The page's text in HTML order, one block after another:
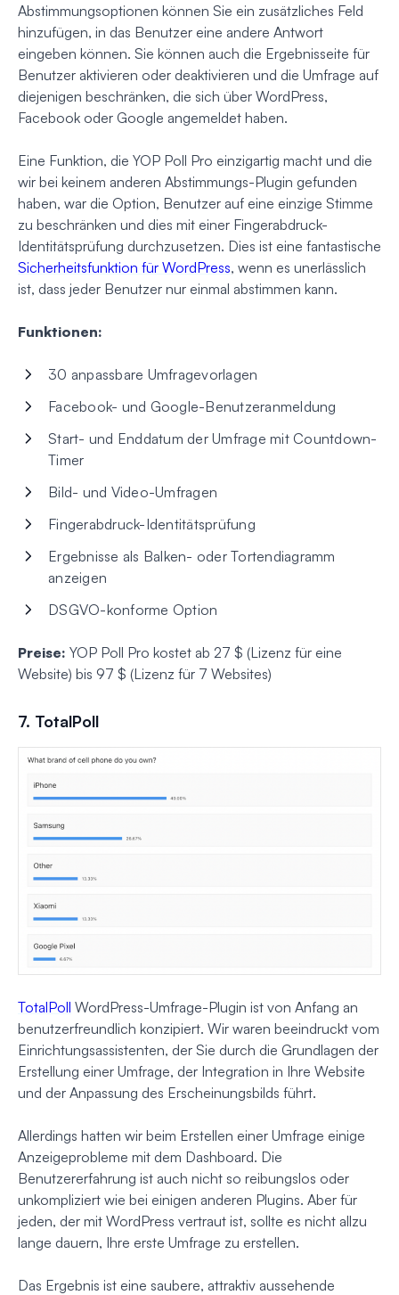
Abstimmungsoptionen können Sie ein zusätzliches Feld
hinzufügen, in das Benutzer eine andere Antwort
eingeben können. Sie können auch die Ergebnisseite für
Benutzer aktivieren oder deaktivieren und die Umfrage auf
diejenigen beschränken, die sich über WordPress,
Facebook oder Google angemeldet haben.
Eine Funktion, die YOP Poll Pro einzigartig macht und die
wir bei keinem anderen Abstimmungs-Plugin gefunden
haben, war die Option, Benutzer auf eine einzige Stimme
zu beschränken und dies mit einer Fingerabdruck-
Identitätsprüfung durchzusetzen. Dies ist eine fantastische
Sicherheitsfunktion für WordPress, wenn es unerlässlich
ist, dass jeder Benutzer nur einmal abstimmen kann.
Funktionen:
30 anpassbare Umfragevorlagen
Facebook- und Google-Benutzeranmeldung
Start- und Enddatum der Umfrage mit Countdown-
Timer
Bild- und Video-Umfragen
Fingerabdruck-Identitätsprüfung
Ergebnisse als Balken- oder Tortendiagramm
anzeigen
DSGVO-konforme Option
Preise: YOP Poll Pro kostet ab 27 $ (Lizenz für eine
Website) bis 97 $ (Lizenz für 7 Websites)
7. TotalPoll
TotalPoll WordPress-Umfrage-Plugin ist von Anfang an
benutzerfreundlich konzipiert. Wir waren beeindruckt vom
Einrichtungsassistenten, der Sie durch die Grundlagen der
Erstellung einer Umfrage, der Integration in Ihre Website
und der Anpassung des Erscheinungsbilds führt.
Allerdings hatten wir beim Erstellen einer Umfrage einige
Anzeigeprobleme mit dem Dashboard. Die
Benutzererfahrung ist auch nicht so reibungslos oder
unkompliziert wie bei einigen anderen Plugins. Aber für
jeden, der mit WordPress vertraut ist, sollte es nicht allzu
lange dauern, Ihre erste Umfrage zu erstellen.
Das Ergebnis ist eine saubere, attraktiv aussehende